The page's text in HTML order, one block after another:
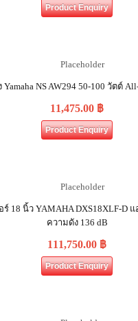
Product Enquiry
NS AW294 50-100 วัตต์
11,475.00 ฿
Product Enquiry
18 นิ้ว YAMAHA DXS18XLF-D
ความดัง 136 dB
111,750.00 ฿
Product Enquiry